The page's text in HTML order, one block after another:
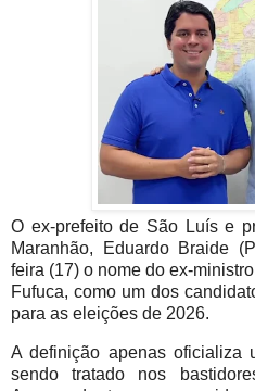
O ex-prefeito de São Luís e
Maranhão, Eduardo Braide
feira (17) o nome do ex-
Fufuca, como um dos
para as eleições de 2026.
A definição apenas oficializa
sendo tratado nos